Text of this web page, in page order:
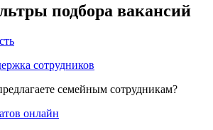
подбора вакансий
сотрудников
семейным сотрудникам?
онлайн